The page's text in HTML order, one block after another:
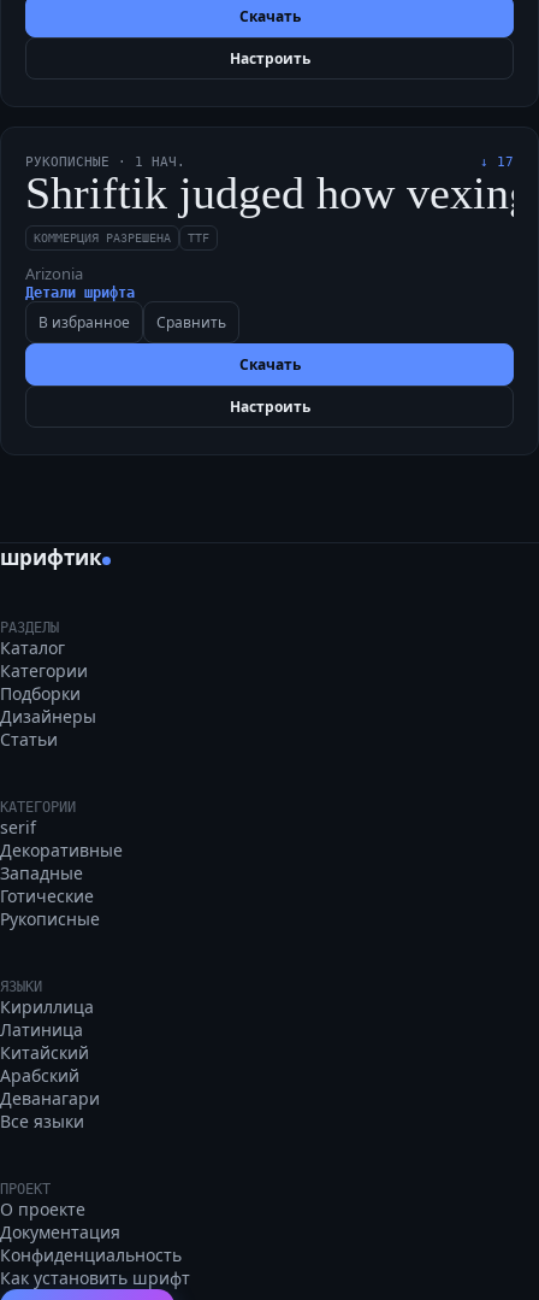
Скачать
Настроить
РУКОПИСНЫЕ · 1 НАЧ. ↓ 17
Shriftik judged how
КОММЕРЦИЯ РАЗРЕШЕНА TTF
Arizonia
Детали шрифта
В избранное Сравнить
Скачать
Настроить
шрифтик
РАЗДЕЛЫ
Каталог
Категории
Подборки
Дизайнеры
Статьи
КАТЕГОРИИ
serif
Декоративные
Западные
Готические
Рукописные
ЯЗЫКИ
Кириллица
Латиница
Китайский
Арабский
Деванагари
Все языки
ПРОЕКТ
О проекте
Документация
Конфиденциальность
Как установить шрифт